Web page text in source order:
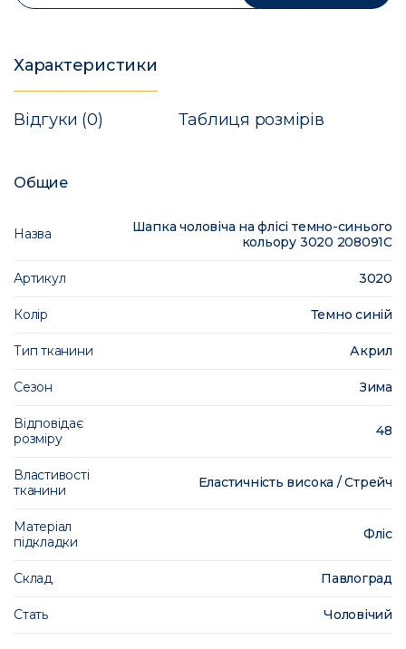
Характеристики
Відгуки (0) Таблиця розмірів
Общие
Назва
Шапка чоловіча на флісі темно-синього
кольору 3020 208091C
Артикул 3020
Колір Темно синій
Тип тканини Акрил
Сезон Зима
Відповідає
розміру
48
Властивості
тканини
Еластичність висока / Стрейч
Матеріал
підкладки
Фліс
Склад Павлоград
Стать Чоловічий